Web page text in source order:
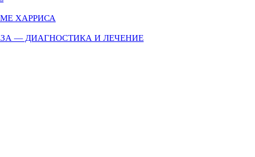
ХАРРИСА
— ДИАГНОСТИКА И ЛЕЧЕНИЕ